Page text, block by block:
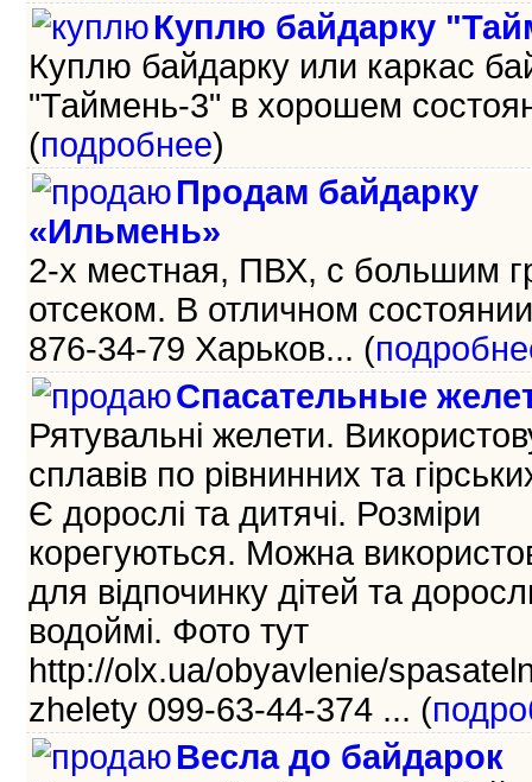
Куплю байдарку
Куплю байдарку или каркас
"Таймень-3" в хорошем
(подробнее)
Продам байдарку
«Ильмень»
2-х местная, ПВХ, с большим
отсеком. В отличном
876-34-79 Харьков... (
Спасательные
Рятувальні желети.
сплавів по рівнинних та
Є дорослі та дитячі. Розміри
корегуються. Можна
для відпочинку дітей та
водоймі. Фото тут
http://olx.ua/obyavlenie/
zhelety 099-63-44-374 ... (
Весла до байдарок